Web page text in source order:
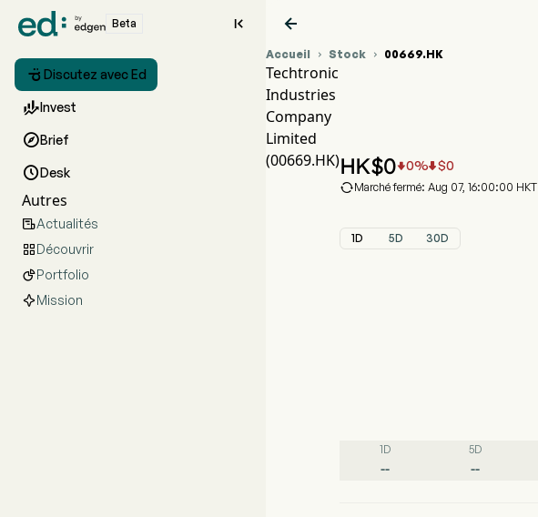
Beta 
 Discutez avec Ed
Invest
Brief
Desk
Autres
Actualités
Découvrir
Portfolio
Mission

Accueil  Stock  00669.HK
Techtronic
Industries
Company
Limited
(00669.HK)HK$00% $0
Marché fermé: Aug 07, 16:00:00 HKT
1D 5D 30D
1D
--
5D
--